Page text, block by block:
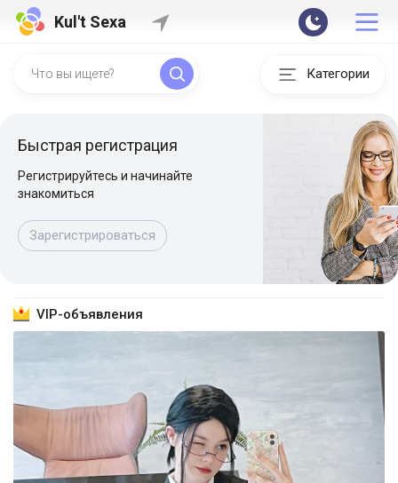
Kul't Sexa
Категории
Быстрая регистрация
Регистрируйтесь и начинайте
знакомиться
Зарегистрироваться
VIP-объявления